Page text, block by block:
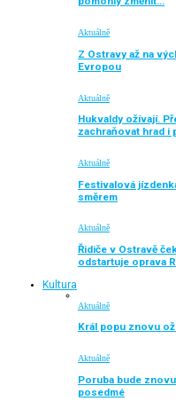
Aktuálně
Z Ostravy až na
Evropou
Aktuálně
Hukvaldy ožívají.
zachraňovat hrad i
Aktuálně
Festivalová
směrem
Aktuálně
Řidiče v Ostravě
odstartuje oprava
Kultura
Aktuálně
Král popu znovu
Aktuálně
Poruba bude
posedmé